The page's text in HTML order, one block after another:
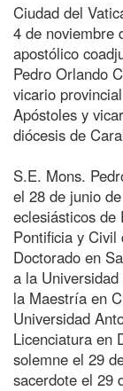
Ciudad del
4 de noviembre
apostólico
Pedro Orlando
vicario
Apóstoles y
diócesis de
S.E. Mons.
el 28 de junio
eclesiásticos de
Pontificia y Civil
Doctorado en
a la
la Maestría en
Universidad
Licenciatura en
solemne el 29
sacerdote el 29